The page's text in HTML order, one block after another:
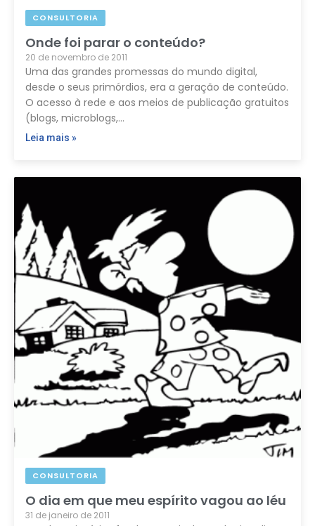
CONSULTORIA
Onde foi parar o conteúdo?
20 de novembro de 2011
Uma das grandes promessas do mundo digital,
desde o seus primórdios, era a geração de conteúdo.
O acesso à rede e aos meios de publicação gratuitos
(blogs, microblogs,…
Leia mais »
CONSULTORIA
O dia em que meu espírito vagou ao léu
31 de janeiro de 2011